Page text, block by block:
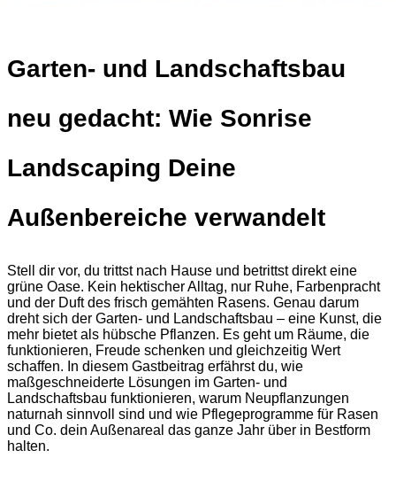
Garten- und Landschaftsbau
neu gedacht: Wie Sonrise
Landscaping Deine
Außenbereiche verwandelt
Stell dir vor, du trittst nach Hause und betrittst direkt eine
grüne Oase. Kein hektischer Alltag, nur Ruhe, Farbenpracht
und der Duft des frisch gemähten Rasens. Genau darum
dreht sich der Garten- und Landschaftsbau – eine Kunst, die
mehr bietet als hübsche Pflanzen. Es geht um Räume, die
funktionieren, Freude schenken und gleichzeitig Wert
schaffen. In diesem Gastbeitrag erfährst du, wie
maßgeschneiderte Lösungen im Garten- und
Landschaftsbau funktionieren, warum Neupflanzungen
naturnah sinnvoll sind und wie Pflegeprogramme für Rasen
und Co. dein Außenareal das ganze Jahr über in Bestform
halten.